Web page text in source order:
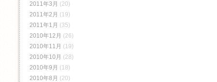
2011年3月 (20)
2011年2月 (19)
2011年1月 (35)
2010年12月 (26)
2010年11月 (19)
2010年10月 (28)
2010年9月 (18)
2010年8月 (20)